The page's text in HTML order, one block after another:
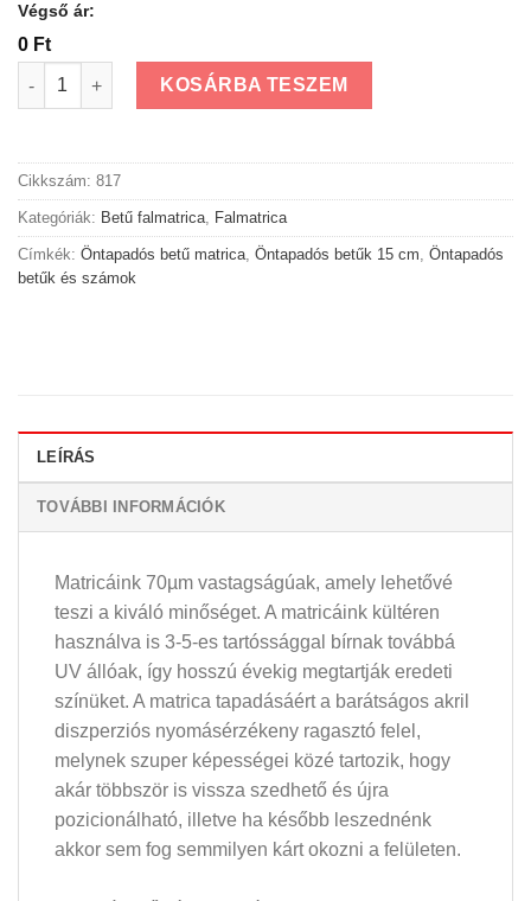
Végső ár:
0 Ft
Öntapadós betű falmatrica 15 cm mennyiség
KOSÁRBA TESZEM
Cikkszám: 817
Kategóriák: Betű falmatrica Falmatrica
Címkék: Öntapadós betű matrica Öntapadós betűk 15 cm Öntapadós
betűk és számok
LEÍRÁS
TOVÁBBI INFORMÁCIÓK
Matricáink 70µm vastagságúak, amely lehetővé
teszi a kiváló minőséget. A matricáink kültéren
használva is 3-5-es tartóssággal bírnak továbbá
UV állóak, így hosszú évekig megtartják eredeti
színüket. A matrica tapadásáért a barátságos akril
diszperziós nyomásérzékeny ragasztó felel,
melynek szuper képességei közé tartozik, hogy
akár többször is vissza szedhető és újra
pozicionálható, illetve ha később leszednénk
akkor sem fog semmilyen kárt okozni a felületen.